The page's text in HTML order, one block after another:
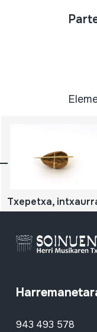
943 493 578